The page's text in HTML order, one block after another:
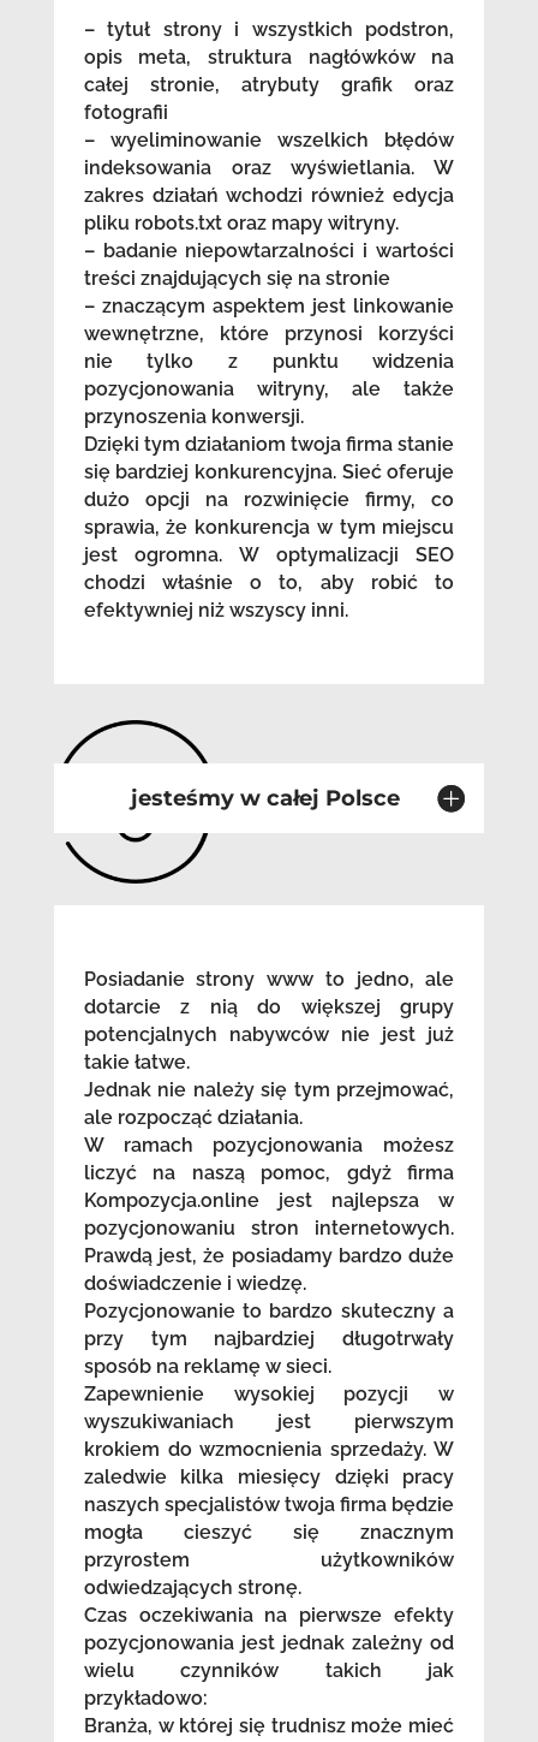
– tytuł strony i wszystkich podstron,
opis meta, struktura nagłówków na
całej stronie, atrybuty grafik oraz
fotografii
– wyeliminowanie wszelkich błędów
indeksowania oraz wyświetlania. W
zakres działań wchodzi również edycja
pliku robots.txt oraz mapy witryny.
– badanie niepowtarzalności i wartości
treści znajdujących się na stronie
– znaczącym aspektem jest linkowanie
wewnętrzne, które przynosi korzyści
nie tylko z punktu widzenia
pozycjonowania witryny, ale także
przynoszenia konwersji.
Dzięki tym działaniom twoja firma stanie
się bardziej konkurencyjna. Sieć oferuje
dużo opcji na rozwinięcie firmy, co
sprawia, że konkurencja w tym miejscu
jest ogromna. W optymalizacji SEO
chodzi właśnie o to, aby robić to
efektywniej niż wszyscy inni.
jesteśmy w całej Polsce
Posiadanie strony www to jedno, ale
dotarcie z nią do większej grupy
potencjalnych nabywców nie jest już
takie łatwe.
Jednak nie należy się tym przejmować,
ale rozpocząć działania.
W ramach pozycjonowania możesz
liczyć na naszą pomoc, gdyż firma
Kompozycja.online jest najlepsza w
pozycjonowaniu stron internetowych.
Prawdą jest, że posiadamy bardzo duże
doświadczenie i wiedzę.
Pozycjonowanie to bardzo skuteczny a
przy tym najbardziej długotrwały
sposób na reklamę w sieci.
Zapewnienie wysokiej pozycji w
wyszukiwaniach jest pierwszym
krokiem do wzmocnienia sprzedaży. W
zaledwie kilka miesięcy dzięki pracy
naszych specjalistów twoja firma będzie
mogła cieszyć się znacznym
przyrostem użytkowników
odwiedzających stronę.
Czas oczekiwania na pierwsze efekty
pozycjonowania jest jednak zależny od
wielu czynników takich jak
przykładowo:
Branża, w której się trudnisz może mieć